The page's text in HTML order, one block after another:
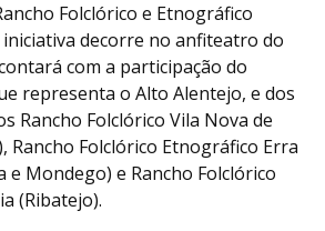
Folclórico e Etnográfico
decorre no anfiteatro do
com a participação do
representa o Alto Alentejo, e dos
Rancho Folclórico Vila Nova de
Rancho Folclórico Etnográfico Erra
e Mondego) e Rancho Folclórico
(Ribatejo).